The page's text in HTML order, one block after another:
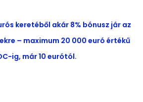
keretéből akár 8% bónusz jár az
– maximum 20 000 euró értékű
ig, már 10 eurótól.